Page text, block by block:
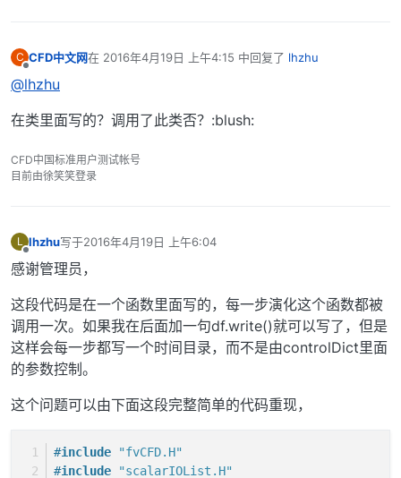
C CFD中文网在 2016年4月19日 上午4:15 中回复了 lhzhu
最后由 编辑
@lhzhu
在类里面写的？调用了此类否？:blush:
CFD中国标准用户测试帐号
目前由徐笑笑登录
L
离线
lhzhu写于2016年4月19日 上午6:04
最后由 编辑
感谢管理员，
这段代码是在一个函数里面写的，每一步演化这个函数都被
调用一次。如果我在后面加一句df.write()就可以写了，但是
这样会每一步都写一个时间目录，而不是由controlDict里面
的参数控制。
这个问题可以由下面这段完整简单的代码重现，
#include
"fvCFD.H"
#include "scalarIOList.H"